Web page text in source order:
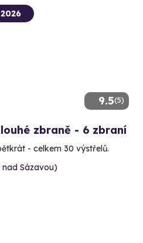
9.5(5)
zbraně - 6 zbraní
- celkem 30 výstřelů.
Sázavou)